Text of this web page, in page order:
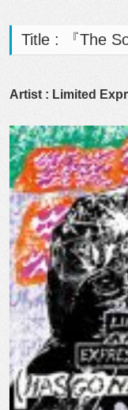
Title : 『The
Artist : Limited